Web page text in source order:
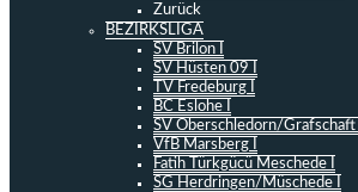
Zurück
BEZIRKSLIGA
SV Brilon I
SV Hüsten 09 I
TV Fredeburg I
BC Eslohe I
SV Oberschledorn/Grafschaft I
VfB Marsberg I
Fatih Türkgücü Meschede I
SG Herdringen/Müschede I